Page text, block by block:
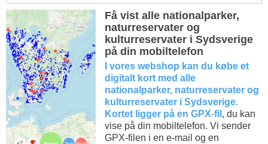
Få vist alle nationalparker,
naturreservater og
kulturreservater i Sydsverige
på din mobiltelefon
I vores webshop kan du købe et
digitalt kort med alle
nationalparker, naturreservater og
kulturreservater i Sydsverige.
Kortet ligger på en GPX-fil , du kan
vise på din mobiltelefon. Vi sender
GPX-filen i en e-mail og en